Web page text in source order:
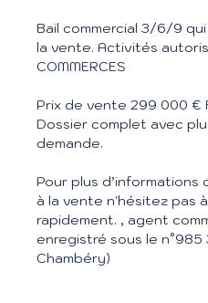
Bail commercial 3/6/9
la vente. Activités
COMMERCES
Prix de vente 299 000 €
Dossier complet avec
demande.
Pour plus
à la vente n'hésitez pas
rapidement. , agent
enregistré sous le n°985
Chambéry)